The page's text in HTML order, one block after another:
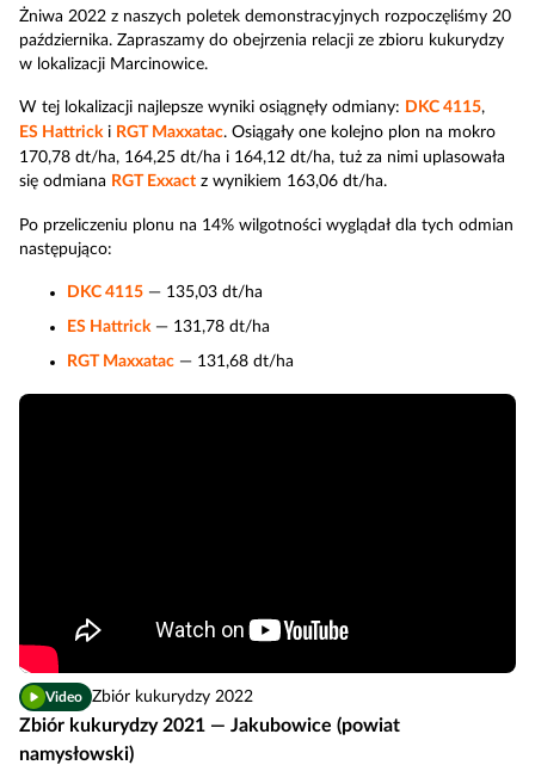
Żniwa 2022 z naszych poletek demonstracyjnych rozpoczęliśmy 20
października. Zapraszamy do obejrzenia relacji ze zbioru kukurydzy
w lokalizacji Marcinowice.
W tej lokalizacji najlepsze wyniki osiągnęły odmiany: DKC 4115,
ES Hattrick i RGT Maxxatac. Osiągały one kolejno plon na mokro
170,78 dt/ha, 164,25 dt/ha i 164,12 dt/ha, tuż za nimi uplasowała
się odmiana RGT Exxact z wynikiem 163,06 dt/ha.
Po przeliczeniu plonu na 14% wilgotności wyglądał dla tych odmian
następująco:
DKC 4115 — 135,03 dt/ha
ES Hattrick — 131,78 dt/ha
RGT Maxxatac — 131,68 dt/ha
Video Zbiór kukurydzy 2022
Zbiór kukurydzy 2021 — Jakubowice (powiat
namysłowski)